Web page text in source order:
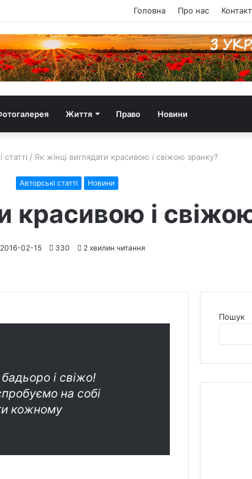
Головна Про нас
Життя Право Новини
статті / Як жінці виглядати красивою і свіжою зранку?
Авторські статті Новини
красивою і
2016-02-15 330 2 хвилин читання
і свіжо!
на собі
кожному
Пошук